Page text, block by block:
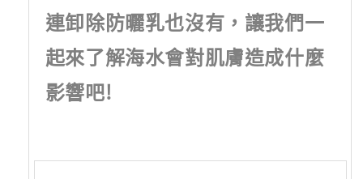
連卸除防曬乳也沒有，讓我們一
起來了解海水會對肌膚造成什麼
影響吧!